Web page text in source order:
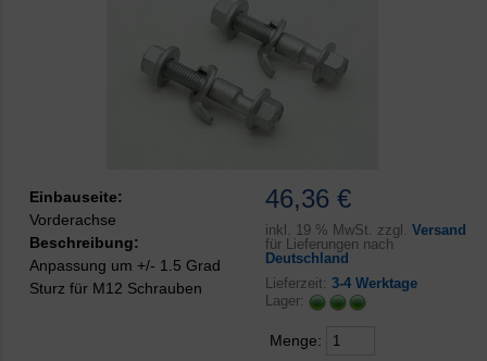
46,36 €
inkl. 19 % MwSt. zzgl. Versand
für Lieferungen nach
Deutschland
Lieferzeit: 3-4 Werktage
Lager:
Menge:
Einbauseite:
Vorderachse
Beschreibung:
Anpassung um +/- 1.5 Grad
Sturz für M12 Schrauben